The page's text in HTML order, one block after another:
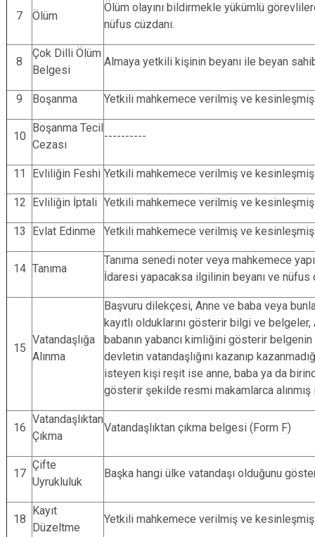
7 Ölüm
Ölüm olayını bildirmekle yükümlü
nüfus cüzdanı.
8
Çok Dilli Ölüm
Belgesi
Almaya yetkili kişinin beyanı ile beyan
9 Boşanma Yetkili mahkemece verilmiş ve kesinleşmiş
10
Boşanma Tecil
Cezası
----------
11 Evliliğin Feshi Yetkili mahkemece verilmiş ve kesinleşmiş
12 Evliliğin İptali Yetkili mahkemece verilmiş ve kesinleşmiş
13 Evlat Edinme Yetkili mahkemece verilmiş ve kesinleşmiş
14 Tanıma
Tanıma senedi noter veya mahkemece
İdaresi yapacaksa ilgilinin beyanı ve nüfus
15
Vatandaşlığa
Alınma
Başvuru dilekçesi, Anne ve baba veya
kayıtlı olduklarını gösterir bilgi ve
babanın yabancı kimliğini gösterir
devletin vatandaşlığını kazanıp
isteyen kişi reşit ise anne, baba ya da
gösterir şekilde resmi makamlarca alınmış
16
Vatandaşlıktan
Çıkma
Vatandaşlıktan çıkma belgesi (Form F)
17
Çifte
Uyrukluluk
Başka hangi ülke vatandaşı olduğunu
18
Kayıt
Düzeltme
Yetkili mahkemece verilmiş ve kesinleşmiş